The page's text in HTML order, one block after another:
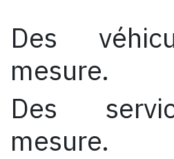
Des
mesure.
Des
mesure.